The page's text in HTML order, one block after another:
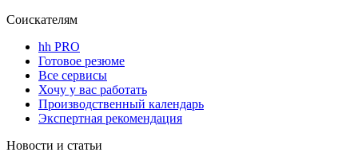
Соискателям
hh PRO
Готовое резюме
Все сервисы
Хочу у вас работать
Производственный календарь
Экспертная рекомендация
Новости и статьи